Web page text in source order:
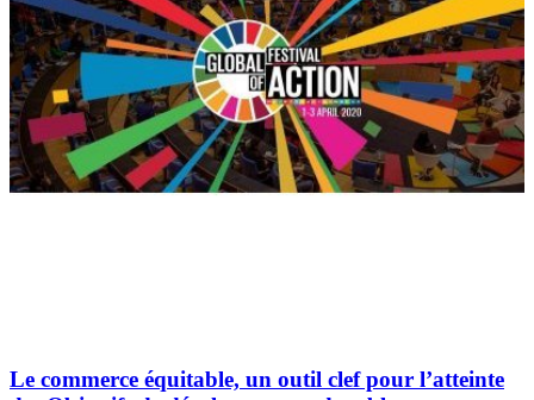
Le commerce équitable, un outil clef pour l’atteinte